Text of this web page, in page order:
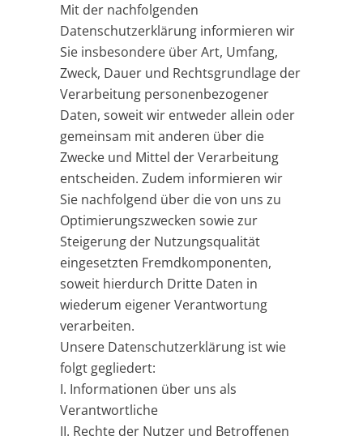
Mit der nachfolgenden
Datenschutzerklärung informieren wir
Sie insbesondere über Art, Umfang,
Zweck, Dauer und Rechtsgrundlage der
Verarbeitung personenbezogener
Daten, soweit wir entweder allein oder
gemeinsam mit anderen über die
Zwecke und Mittel der Verarbeitung
entscheiden. Zudem informieren wir
Sie nachfolgend über die von uns zu
Optimierungszwecken sowie zur
Steigerung der Nutzungsqualität
eingesetzten Fremdkomponenten,
soweit hierdurch Dritte Daten in
wiederum eigener Verantwortung
verarbeiten.
Unsere Datenschutzerklärung ist wie
folgt gegliedert:
I. Informationen über uns als
Verantwortliche
II. Rechte der Nutzer und Betroffenen